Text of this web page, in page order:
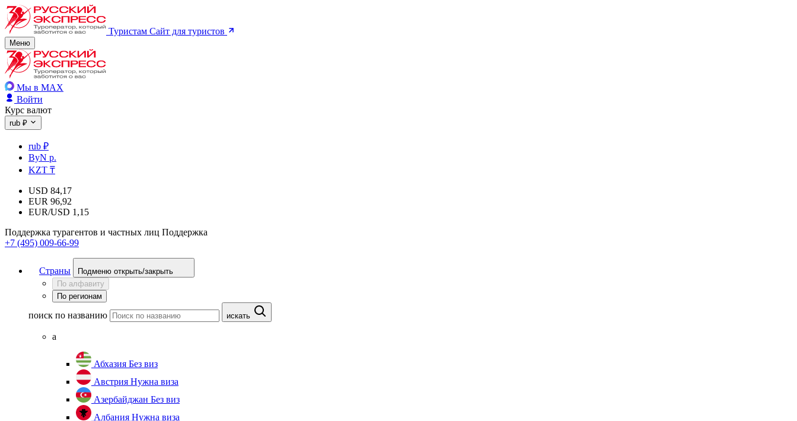
Туристам Сайт для туристов
Меню
Мы в MAX
Войти
Курс валют
rub ₽
rub ₽
ByN р.
KZT ₸
USD 84,17
EUR 96,92
EUR/USD 1,15
Поддержка турагентов и частных лиц Поддержка
+7 (495) 009-66-99
Страны
Подменю открыть/закрыть
По алфавиту
По регионам
поиск по названию искать
а
Абхазия Без виз
Австрия Нужна виза
Азербайджан Без виз
Албания Нужна виза